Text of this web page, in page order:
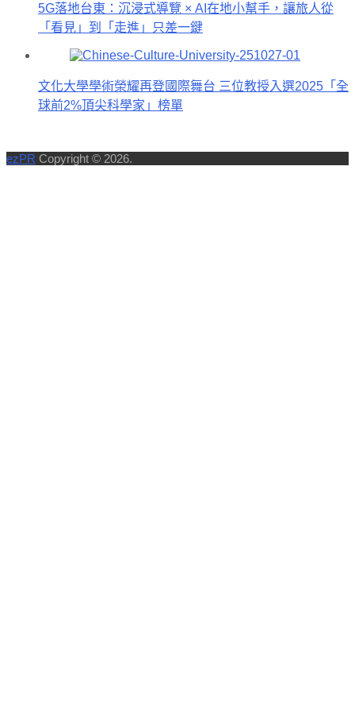
5G落地台東：沉浸式導覽 × AI在地小幫手，讓旅人從
「看見」到「走進」只差一鍵
文化大學學術榮耀再登國際舞台 三位教授入選2025「全
球前2%頂尖科學家」榜單
ezPR Copyright © 2026.